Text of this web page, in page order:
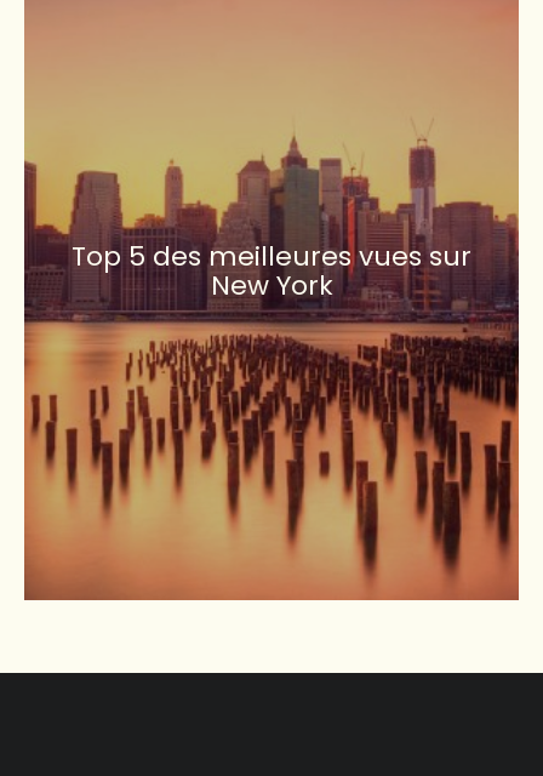
Top 5 des meilleures vues sur
New York